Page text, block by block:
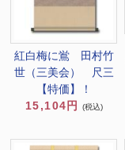
紅白梅に鴬 田村竹
世（三美会） 尺三
【特価】！
15,104円
(税込)